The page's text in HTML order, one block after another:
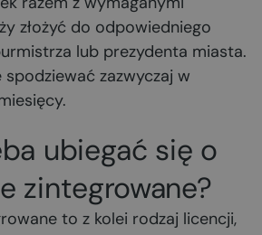
złożyć do odpowiedniego
lub prezydenta miasta.
spodziewać zazwyczaj w
ubiegać się o
zintegrowane?
to z kolei rodzaj licencji,